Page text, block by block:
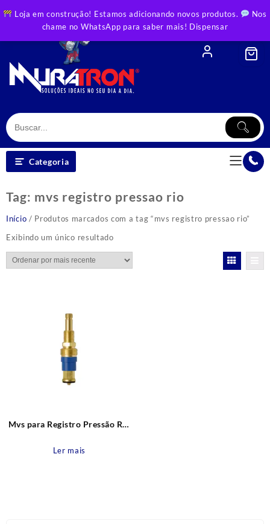
Loja em construção! Estamos adicionando novos produtos.
Nos
chame no WhatsApp para saber mais! Dispensar
to
Categoria
Tag: mvs registro pressao rio
Início / Produtos marcados com a tag “mvs registro pressao rio”
Exibindo um único resultado
Mvs para Registro Pressão Rio
Similares Blukit
Ler mais